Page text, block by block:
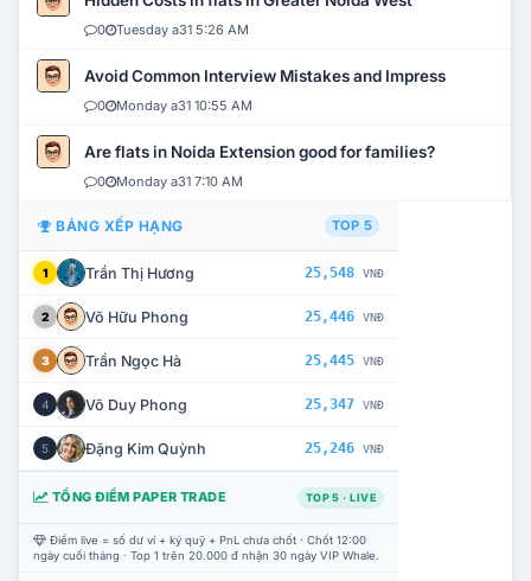
0 Tuesday a31 5:26 AM
Avoid Common Interview Mistakes and Impress
0 Monday a31 10:55 AM
Are flats in Noida Extension good for families?
0 Monday a31 7:10 AM
BẢNG XẾP HẠNG TOP 5
1 Trần Thị Hương 25,548 VNĐ
2 Võ Hữu Phong 25,446 VNĐ
3 Trần Ngọc Hà 25,445 VNĐ
4 Võ Duy Phong 25,347 VNĐ
5 Đặng Kim Quỳnh 25,246 VNĐ
TỔNG ĐIỂM PAPER TRADE TOP 5 · LIVE
Điểm live = số dư ví + ký quỹ + PnL chưa chốt · Chốt 12:00
ngày cuối tháng · Top 1 trên 20.000 đ nhận 30 ngày VIP Whale.